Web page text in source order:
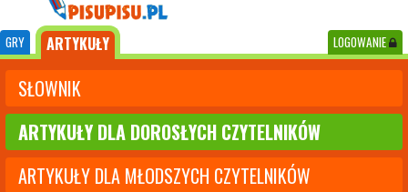
GRY ARTYKUŁY LOGOWANIE
SŁOWNIK
ARTYKUŁY DLA DOROSŁYCH CZYTELNIKÓW
ARTYKUŁY DLA MŁODSZYCH CZYTELNIKÓW